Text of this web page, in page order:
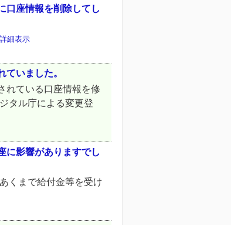
口座情報を削除してし
詳細表示
いました。
れている口座情報を修
タル庁による変更登
に影響がありますでし
くまで給付金等を受け